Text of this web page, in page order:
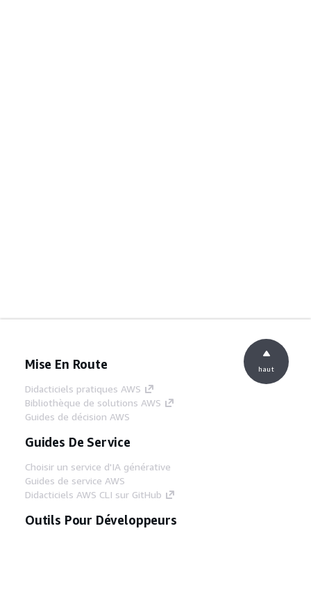
Mise En Route
Didacticiels pratiques AWS
Bibliothèque de solutions AWS
Guides de décision AWS
Guides De Service
Choisir un service d'IA générative
Guides de service AWS
Didacticiels AWS CLI sur GitHub
Outils Pour Développeurs
haut